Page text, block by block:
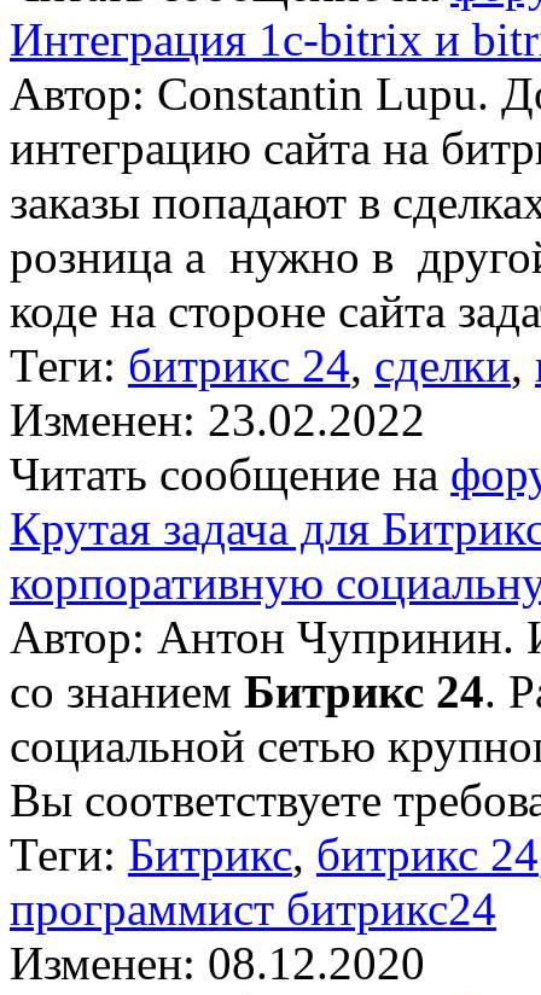
Интеграция 1c-bitrix и
Автор: Constantin Lupu.
интеграцию сайта на
заказы попадают в
розница а нужно в
коде на стороне сайта
Теги: битрикс 24, сделки,
Изменен: 23.02.2022
Читать сообщение на
Крутая задача для
корпоративную
Автор: Антон Чупринин.
со знанием Битрикс 24.
социальной сетью
Вы соответствуете
Теги: Битрикс, битрикс 24
программист битрикс24
Изменен: 08.12.2020